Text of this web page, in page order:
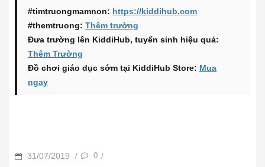
#timtruongmamnon: https://kiddihub.com
#themtruong: Thêm trường
Đưa trường lên KiddiHub, tuyển sinh hiệu quả:
Thêm Trường
Đồ chơi giáo dục sớm tại KiddiHub Store: Mua
ngay
POSTED
31/07/2019 / 0 /